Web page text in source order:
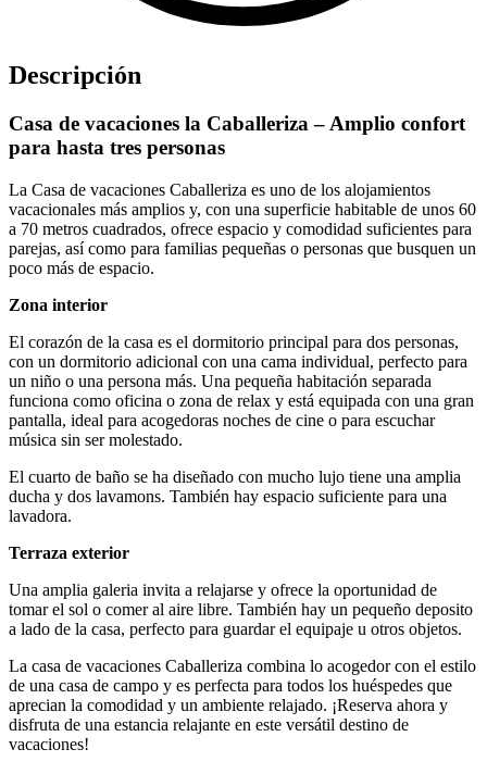
Descripción
Casa de vacaciones la Caballeriza – Amplio confort
para hasta tres personas
La Casa de vacaciones Caballeriza es uno de los alojamientos
vacacionales más amplios y, con una superficie habitable de unos 60
a 70 metros cuadrados, ofrece espacio y comodidad suficientes para
parejas, así como para familias pequeñas o personas que busquen un
poco más de espacio.
Zona interior
El corazón de la casa es el dormitorio principal para dos personas,
con un dormitorio adicional con una cama individual, perfecto para
un niño o una persona más. Una pequeña habitación separada
funciona como oficina o zona de relax y está equipada con una gran
pantalla, ideal para acogedoras noches de cine o para escuchar
música sin ser molestado.
El cuarto de baño se ha diseñado con mucho lujo tiene una amplia
ducha y dos lavamons. También hay espacio suficiente para una
lavadora.
Terraza exterior
Una amplia galeria invita a relajarse y ofrece la oportunidad de
tomar el sol o comer al aire libre. También hay un pequeño deposito
a lado de la casa, perfecto para guardar el equipaje u otros objetos.
La casa de vacaciones Caballeriza combina lo acogedor con el estilo
de una casa de campo y es perfecta para todos los huéspedes que
aprecian la comodidad y un ambiente relajado. ¡Reserva ahora y
disfruta de una estancia relajante en este versátil destino de
vacaciones!